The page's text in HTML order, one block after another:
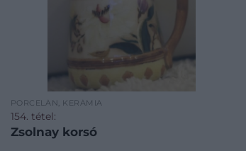
PORCELÁN, KERÁMIA
154. tétel:
Zsolnay korsó